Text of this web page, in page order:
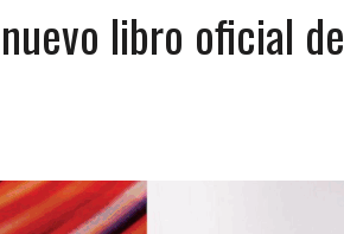
EN VINILO.
SOBRE SU FUTURA FORMACIÓNlibro oficial de